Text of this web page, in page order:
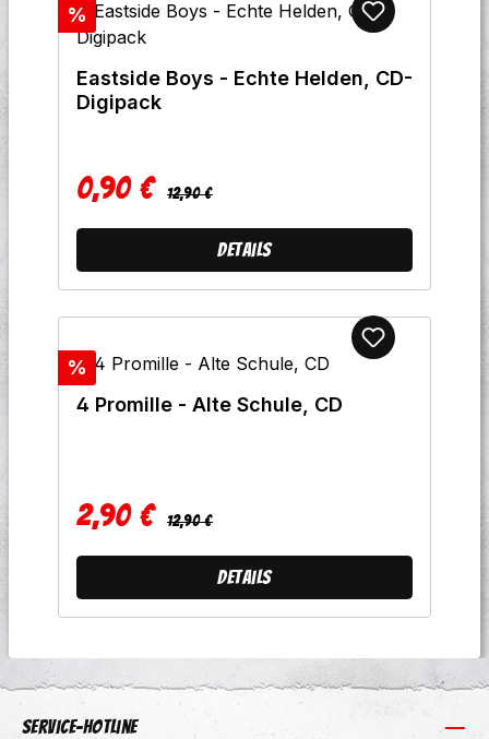
Rabatt
%
Eastside Boys - Echte Helden, CD-
Digipack
Verkaufspreis:
0,90 € Regulärer Preis:
12,90 €
Details
Rabatt
%
4 Promille - Alte Schule, CD
Verkaufspreis:
2,90 € Regulärer Preis:
12,90 €
Details
Service-Hotline